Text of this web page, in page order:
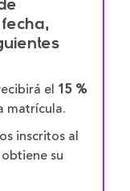
el 15 %
matrícula.
inscritos al
su